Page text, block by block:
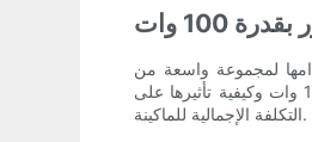
100 وات
النقش بليزر الألياف بقدرة 100 وات أداة قوية يمكن استخدامها لمجموعة واسعة من
التطبيقات، بدءًا من وضع العلامات على المعادن والبلاستيك ونقشها وحتى قطع المواد الرقيقة. في هذه المقالة، سنستكشف مكونات ماكينة نقش ألياف الليزر بقدرة 100 وات وكيفية تأثيرها على
التكلفة الإجمالية للماكينة.